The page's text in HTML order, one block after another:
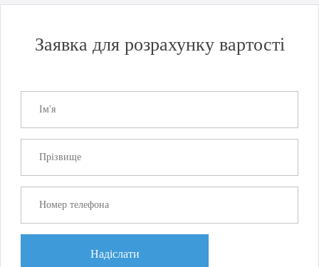
Гарна новина для бізнесу: відкриття порту Чорноморськ!
Заявка для розрахунку вартості
Надіслати